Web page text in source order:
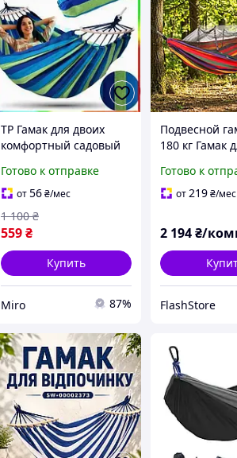
TP Гамак для двоих
комфортный садовый
природе Miros Luxer
Miro-ll
Готово к отправке
от56₴/мес
559₴
1 100 ₴
Купить
Miro 87%
Подвесной
180 кг Гамак
москитной
(Гамаки
(Гамаки для
Готово к
от219₴/мес
2 194₴/
FlashStore